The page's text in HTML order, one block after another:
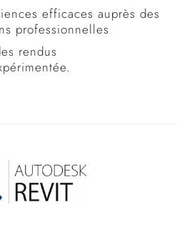
efficaces auprès des
professionnelles
rendus